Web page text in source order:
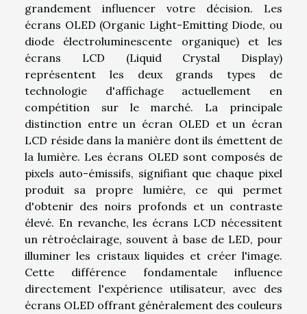
grandement influencer votre décision. Les
écrans OLED (Organic Light-Emitting Diode, ou
diode électroluminescente organique) et les
écrans LCD (Liquid Crystal Display)
représentent les deux grands types de
technologie d'affichage actuellement en
compétition sur le marché. La principale
distinction entre un écran OLED et un écran
LCD réside dans la manière dont ils émettent de
la lumière. Les écrans OLED sont composés de
pixels auto-émissifs, signifiant que chaque pixel
produit sa propre lumière, ce qui permet
d'obtenir des noirs profonds et un contraste
élevé. En revanche, les écrans LCD nécessitent
un rétroéclairage, souvent à base de LED, pour
illuminer les cristaux liquides et créer l'image.
Cette différence fondamentale influence
directement l'expérience utilisateur, avec des
écrans OLED offrant généralement des couleurs